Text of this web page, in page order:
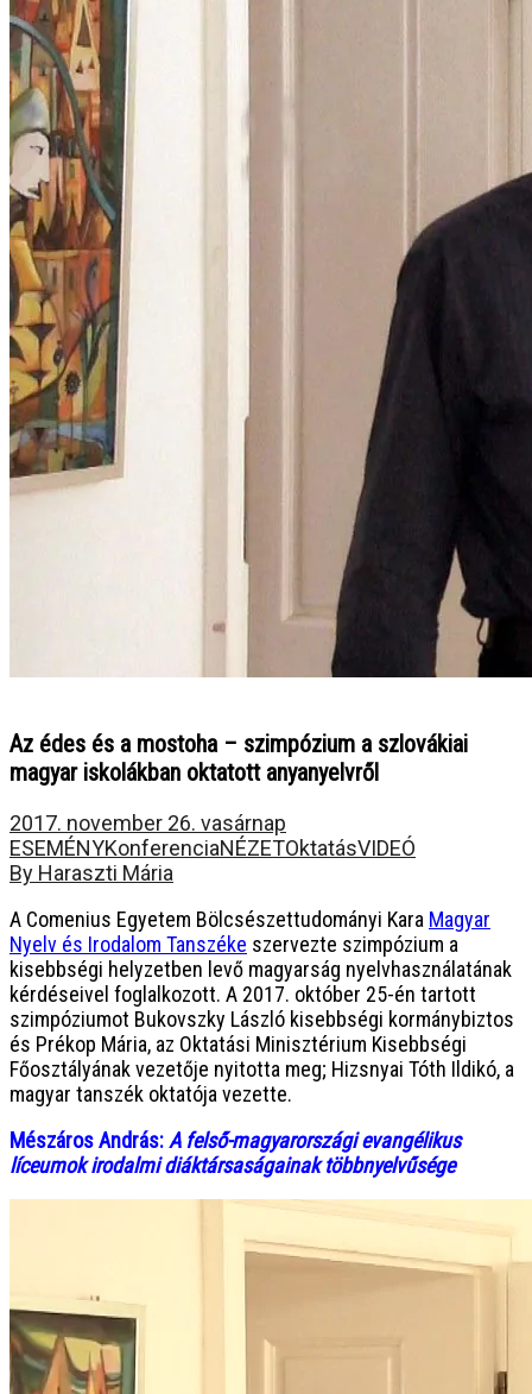
Az édes és a mostoha – szimpózium a szlovákiai
magyar iskolákban oktatott anyanyelvről
2017. november 26. vasárnap
ESEMÉNYKonferenciaNÉZETOktatásVIDEÓ
By Haraszti Mária
A Comenius Egyetem Bölcsészettudományi Kara Magyar
Nyelv és Irodalom Tanszéke szervezte szimpózium a
kisebbségi helyzetben levő magyarság nyelvhasználatának
kérdéseivel foglalkozott. A 2017. október 25-én tartott
szimpóziumot Bukovszky László kisebbségi kormánybiztos
és Prékop Mária, az Oktatási Minisztérium Kisebbségi
Főosztályának vezetője nyitotta meg; Hizsnyai Tóth Ildikó, a
magyar tanszék oktatója vezette.
Mészáros András: A felső-magyarországi evangélikus
líceumok irodalmi diáktársaságainaktöbbnyelvűsége